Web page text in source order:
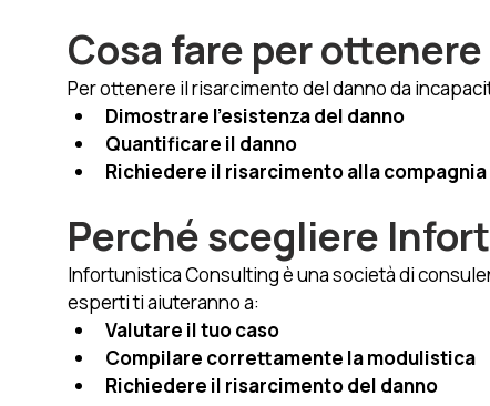
Cosa fare per
Per ottenere il risarcimento del danno da
Dimostrare l'esistenza del danno
Quantificare il danno
Richiedere il risarcimento alla
Perché scegliere
Infortunistica Consulting è una società di
esperti ti aiuteranno a:
Valutare il tuo caso
Compilare correttamente la modulistica
Richiedere il risarcimento del danno